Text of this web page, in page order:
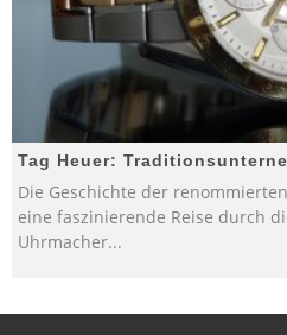
Tag Heuer:
Die Geschichte der
eine faszinierende Reise durch
Uhrmacher...